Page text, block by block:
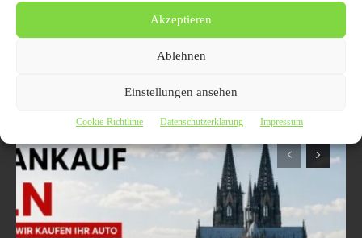
Akzeptieren
Ablehnen
Einstellungen ansehen
Cookie-Richtlinie Datenschutzerklärung Impressum
Die Entsorgung von Elektroautos ist ein wichtiges Thema, das immer
und der sicheren Entsorgung von E-Autos detailliert beschrieben.
Hochvoltbatterien und anderen Komponenten entstehen und wie diese